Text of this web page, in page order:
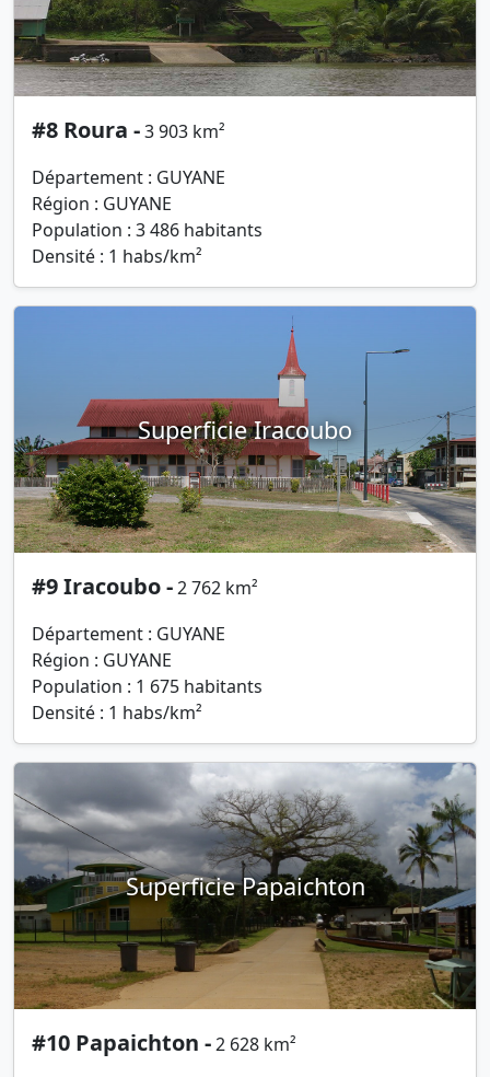
#8 Roura -3 903 km²
Département : GUYANE
Région : GUYANE
Population : 3 486 habitants
Densité : 1 habs/km²
Superficie Iracoubo
#9 Iracoubo -2 762 km²
Département : GUYANE
Région : GUYANE
Population : 1 675 habitants
Densité : 1 habs/km²
Superficie Papaichton
#10 Papaichton -2 628 km²